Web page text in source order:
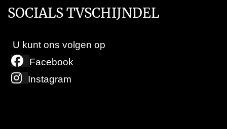
SOCIALS TVSCHIJNDEL
U kunt ons volgen op
Facebook
Instagram